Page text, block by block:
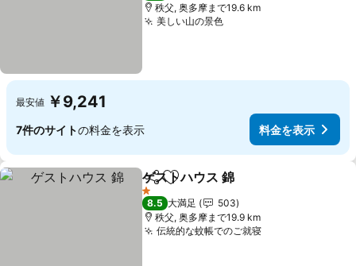
秩父, 奥多摩まで19.6 km
美しい山の景色料金を表示
最安値 ￥9,241
7件のサイトの料金を表示 料金を表示
シェアお気に入りに追加
ゲストハウス 錦
1 ホテルのランク
8.5 大満足
503
秩父, 奥多摩まで19.9 km
伝統的な蚊帳でのご就寝料金を表示